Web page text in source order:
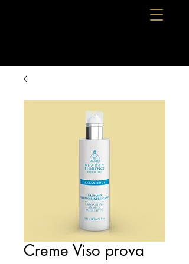
Creme Viso prova